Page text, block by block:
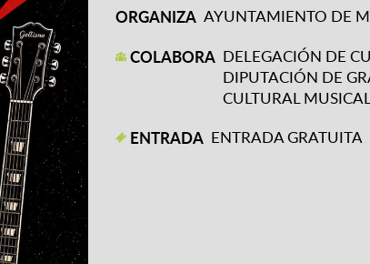
ORGANIZA AYUNTAMIENTO DE
COLABORA DELEGACIÓN DE
DIPUTACIÓN DE
CULTURAL
ENTRADA ENTRADA GRATUITA